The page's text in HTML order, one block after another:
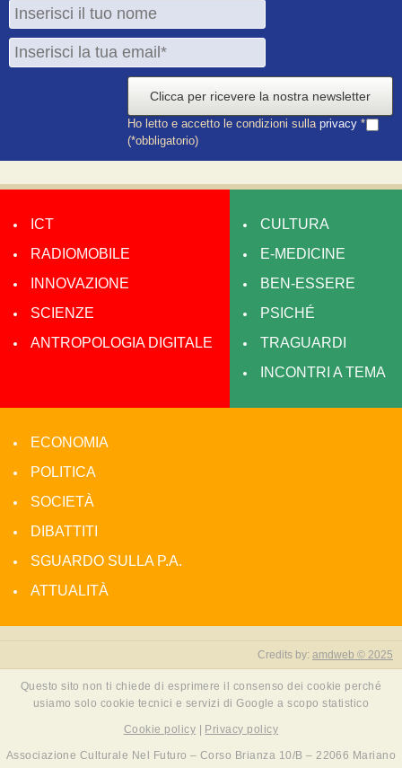
Clicca per ricevere la nostra newsletter
Ho letto e accetto le condizioni sulla privacy *
(*obbligatorio)
ICT
RADIOMOBILE
INNOVAZIONE
SCIENZE
ANTROPOLOGIA DIGITALE
CULTURA
E-MEDICINE
BEN-ESSERE
PSICHÉ
TRAGUARDI
INCONTRI A TEMA
ECONOMIA
POLITICA
SOCIETÀ
DIBATTITI
SGUARDO SULLA P.A.
ATTUALITÀ
Credits by: amdweb © 2025
Questo sito non ti chiede di esprimere il consenso dei cookie perché
usiamo solo cookie tecnici e servizi di Google a scopo statistico
Cookie policy Privacy policy
Associazione Culturale Nel Futuro – Corso Brianza 10/B – 22066 Mariano